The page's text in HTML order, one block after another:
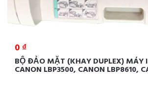
0 ₫
BỘ ĐẢO MẶT (KHAY DUPLEX) MÁY
CANON LBP3500, CANON LBP8610,